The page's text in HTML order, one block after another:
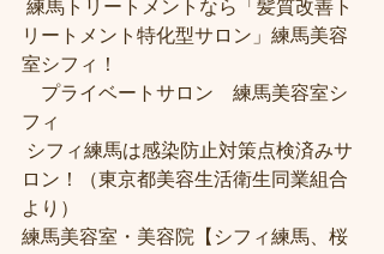
リートメント特化型サロン」練馬美容
室シフィ！
プライベートサロン　練馬美容室シ
フィ
ロン！（東京都美容生活衛生同業組合
より）
練馬美容室・美容院【シフィ練馬、桜